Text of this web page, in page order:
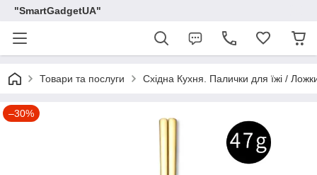
"SmartGadgetUA"
Товари та послуги Східна Кухня. Палички для їжі /
–30%